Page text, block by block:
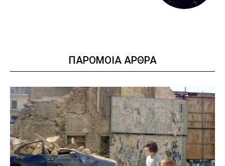
ΠΑΡΟΜΟΙΑ ΑΡΘΡΑ